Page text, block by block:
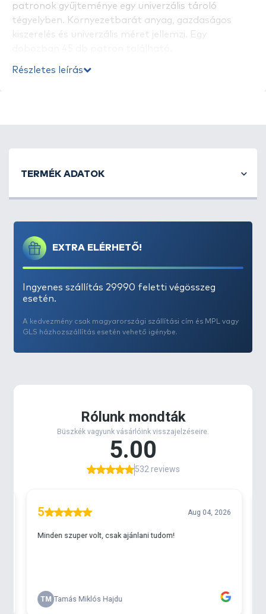
patronok gyűjteménye egy univerzális tároló
tégyelyben. Környezetbarát anyag, gazdaságos
kiszerelés és univerzális méret jellemzi. Egy
Részletes leírás
EXTRA ELÉRHETŐ!
Ingyenes szállítás 29990 feletti végösszeg
esetén.
A kedvezmény csak magyarországi szállítási cím és MPL vagy
GLS házhozszállítás esetén vehető igénybe.
TERMÉK ADATOK